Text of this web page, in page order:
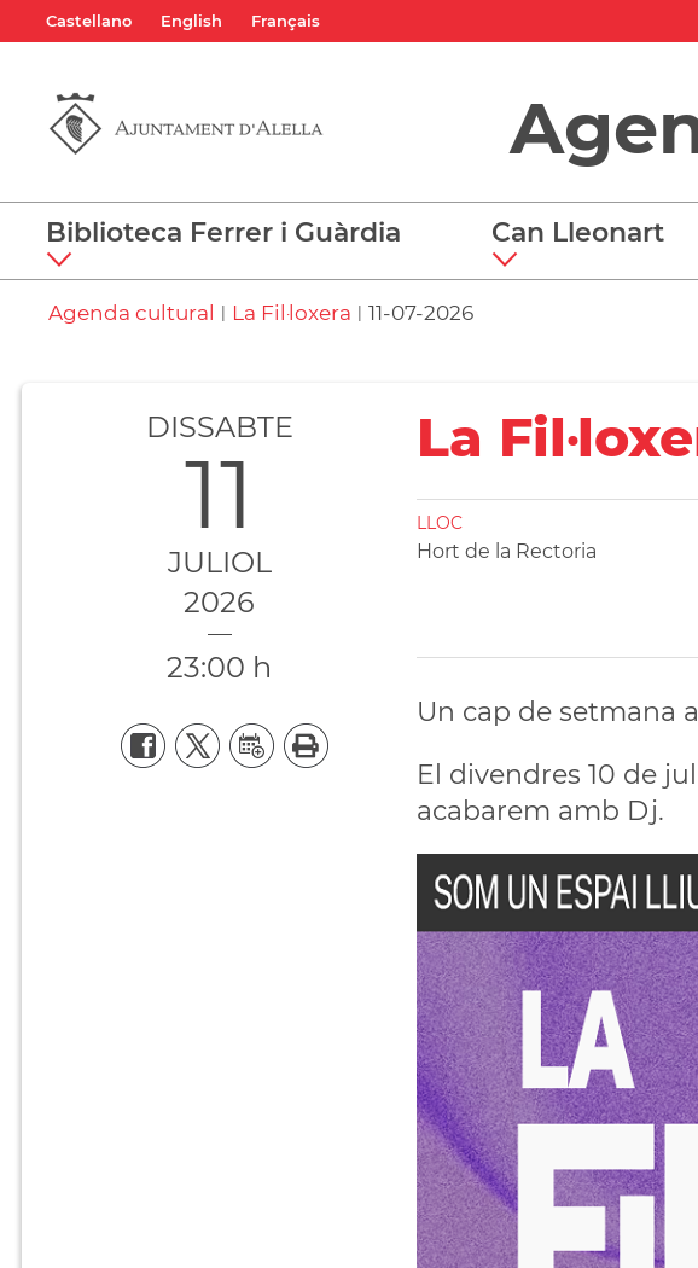
Castellano English Français
Biblioteca Ferrer i Guàrdia Can Lleonart
Agenda cultural | La Fil·loxera | 11-07-2026
DISSABTE
11
JULIOL
2026
23:00 h
La
LLOC
Hort de la Rectoria
Un cap de setmana
El divendres 10 de
acabarem amb Dj.